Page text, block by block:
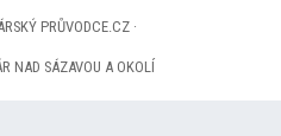
PRŮVODCE.CZ ·
NAD SÁZAVOU A OKOLÍ